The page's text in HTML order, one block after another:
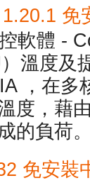
免
軟體 -
溫度及
，在多
度，藉
的負荷
免安裝